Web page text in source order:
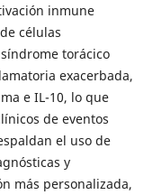
inmune
células
torácico
exacerbada,
e IL-10, lo que
de eventos
el uso de
y
más personalizada,